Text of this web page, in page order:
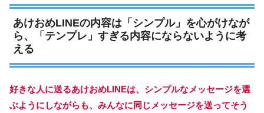
あけおめLINEの内容は「シンプル」を心がけなが
ら、「テンプレ」すぎる内容にならないように考
える
好きな人に送るあけおめLINEは、シンプルなメッセージを選
ぶようにしながらも、みんなに同じメッセージを送ってそう